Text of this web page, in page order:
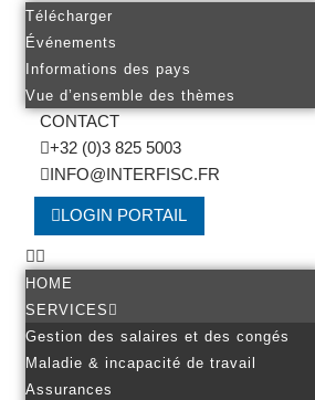
Télécharger
Événements
Informations des pays
Vue d’ensemble des thèmes
CONTACT
+32 (0)3 825 5003
INFO@INTERFISC.FR
LOGIN PORTAIL
HOME
SERVICES
Gestion des salaires et des congés
Maladie & incapacité de travail
Assurances